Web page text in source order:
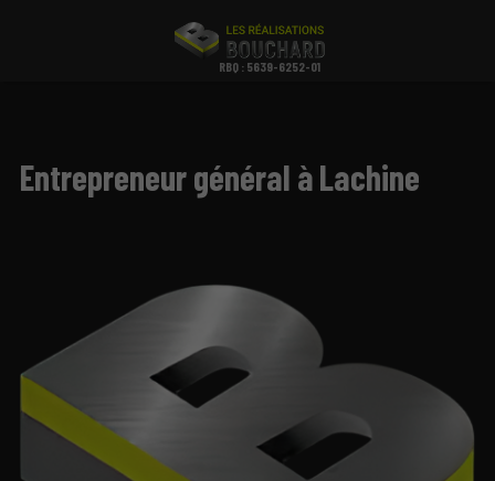
RBQ : 5639-6252-01
Entrepreneur général à Lachine